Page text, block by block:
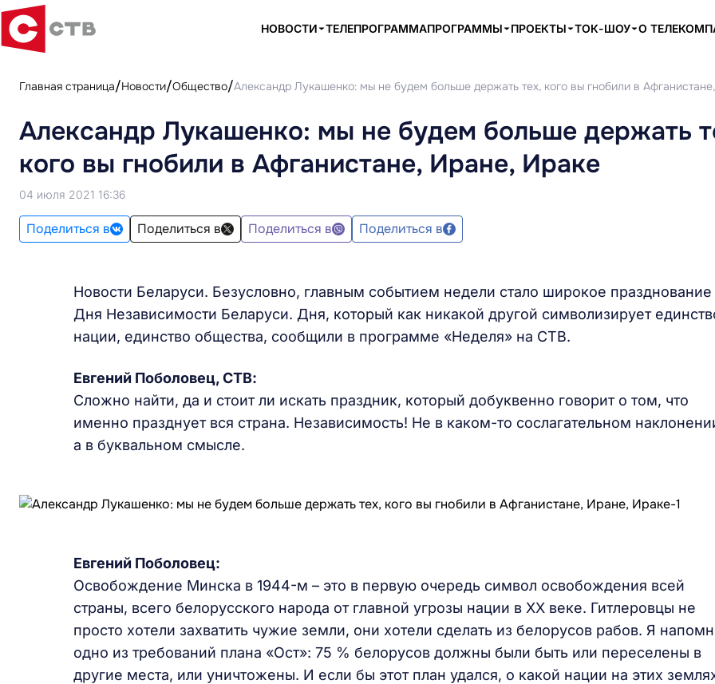
НОВОСТИ ТЕЛЕПРОГРАММАПРОГРАММЫ ПРОЕКТЫ ТОК-ШОУ О
Главная страница Новости Общество Александр Лукашенко: мы не будем больше держать тех, кого вы гнобили в
Александр Лукашенко: мы не будем больше держать
кого вы гнобили в Афганистане, Иране, Ираке
04 июля 2021 16:36
Поделиться в Поделиться в Поделиться в Поделиться в
Новости Беларуси. Безусловно, главным событием недели стало широкое празднование
Дня Независимости Беларуси. Дня, который как никакой другой символизирует
нации, единство общества, сообщили в программе «Неделя» на СТВ.
Евгений Поболовец, СТВ:
Сложно найти, да и стоит ли искать праздник, который добуквенно говорит о том, что
именно празднует вся страна. Независимость! Не в каком-то сослагательном
а в буквальном смысле.
Евгений Поболовец:
Освобождение Минска в 1944-м – это в первую очередь символ освобождения всей
страны, всего белорусского народа от главной угрозы нации в XX веке. Гитлеровцы не
просто хотели захватить чужие земли, они хотели сделать из белорусов рабов. Я
одно из требований плана «Ост»: 75 % белорусов должны были быть или переселены в
другие места, или уничтожены. И если бы этот план удался, о какой нации на этих